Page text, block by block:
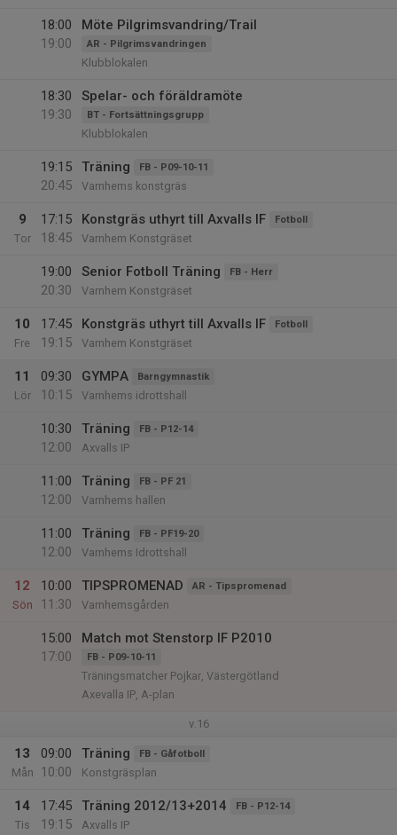
18:00
19:00
Möte Pilgrimsvandring/Trail
AR - Pilgrimsvandringen
Klubblokalen
18:30
19:30
Spelar- och föräldramöte
BT - Fortsättningsgrupp
Klubblokalen
19:15
20:45
Träning FB - P09-10-11
Varnhems konstgräs
9
Tor
17:15
18:45
Konstgräs uthyrt till Axvalls IF Fotboll
Varnhem Konstgräset
19:00
20:30
Senior Fotboll Träning FB - Herr
Varnhem Konstgräset
10
Fre
17:45
19:15
Konstgräs uthyrt till Axvalls IF Fotboll
Varnhem Konstgräset
11
Lör
09:30
10:15
GYMPA Barngymnastik
Varnhems idrottshall
10:30
12:00
Träning FB - P12-14
Axvalls IP
11:00
12:00
Träning FB - PF 21
Varnhems hallen
11:00
12:00
Träning FB - PF19-20
Varnhems Idrottshall
12
Sön
10:00
11:30
TIPSPROMENAD AR - Tipspromenad
Varnhemsgården
15:00
17:00
Match mot Stenstorp IF P2010
FB - P09-10-11
Träningsmatcher Pojkar, Västergötland
Axevalla IP, A-plan
v.16
13
Mån
09:00
10:00
Träning FB - Gåfotboll
Konstgräsplan
14
Tis
17:45
19:15
Träning 2012/13+2014 FB - P12-14
Axvalls IP